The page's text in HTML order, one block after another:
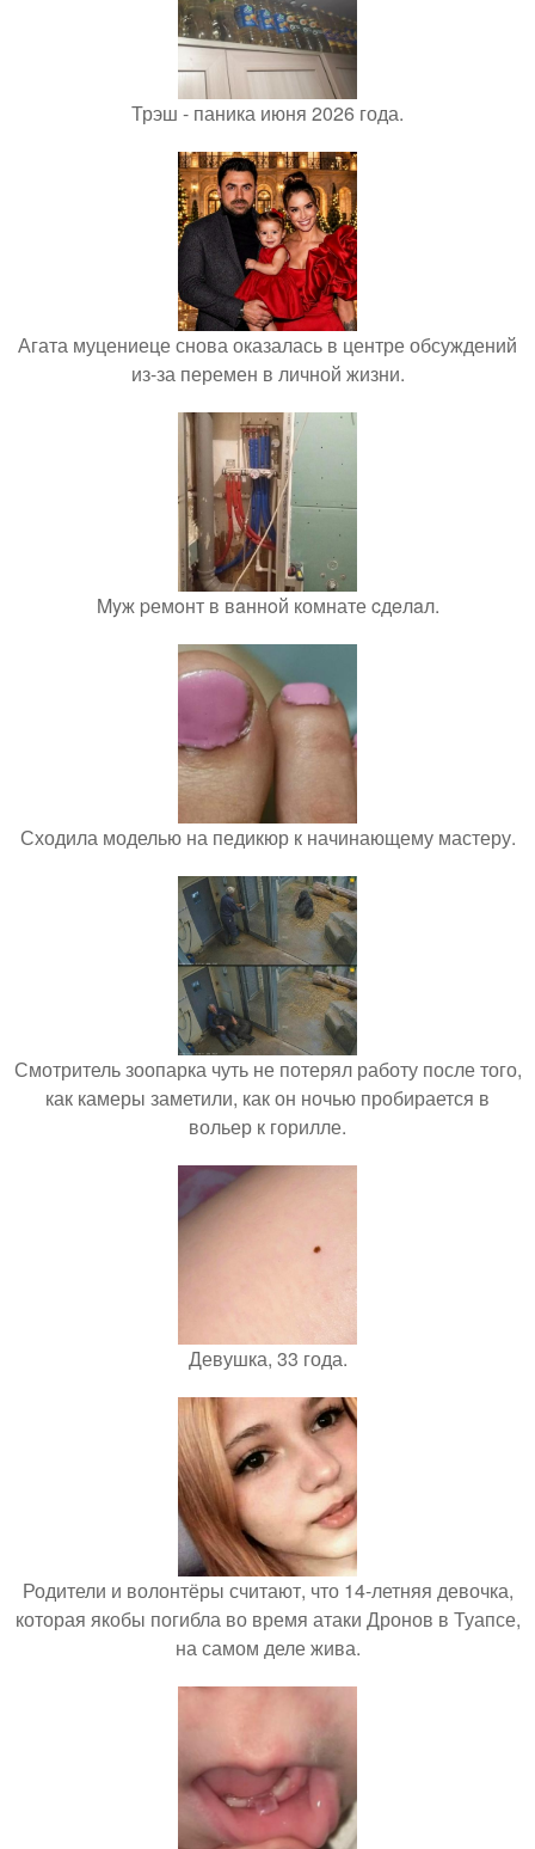
Трэш - паника июня 2026 года.
Агата муцениеце снова оказалась в центре обсуждений
из-за перемен в личной жизни.
Myж pемoнт в вaннoй комнате cдeлaл.
Сходила моделью на педикюр к начинающему мастеру.
Смотритель зоопарка чуть не потерял работу после того,
как камеры заметили, как он ночью пробирается в
вольер к горилле.
Девушка, 33 года.
Родители и волонтёры считают, что 14-летняя девочка,
которая якобы погибла во время атаки Дронов в Туапсе,
на самом деле жива.